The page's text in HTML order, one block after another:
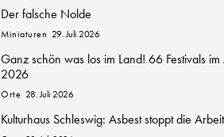
Der falsche Nolde
Miniaturen 29. Juli 2026
Ganz schön was los im Land! 66 Festivals im
2026
Orte 28. Juli 2026
Kulturhaus Schleswig: Asbest stoppt die